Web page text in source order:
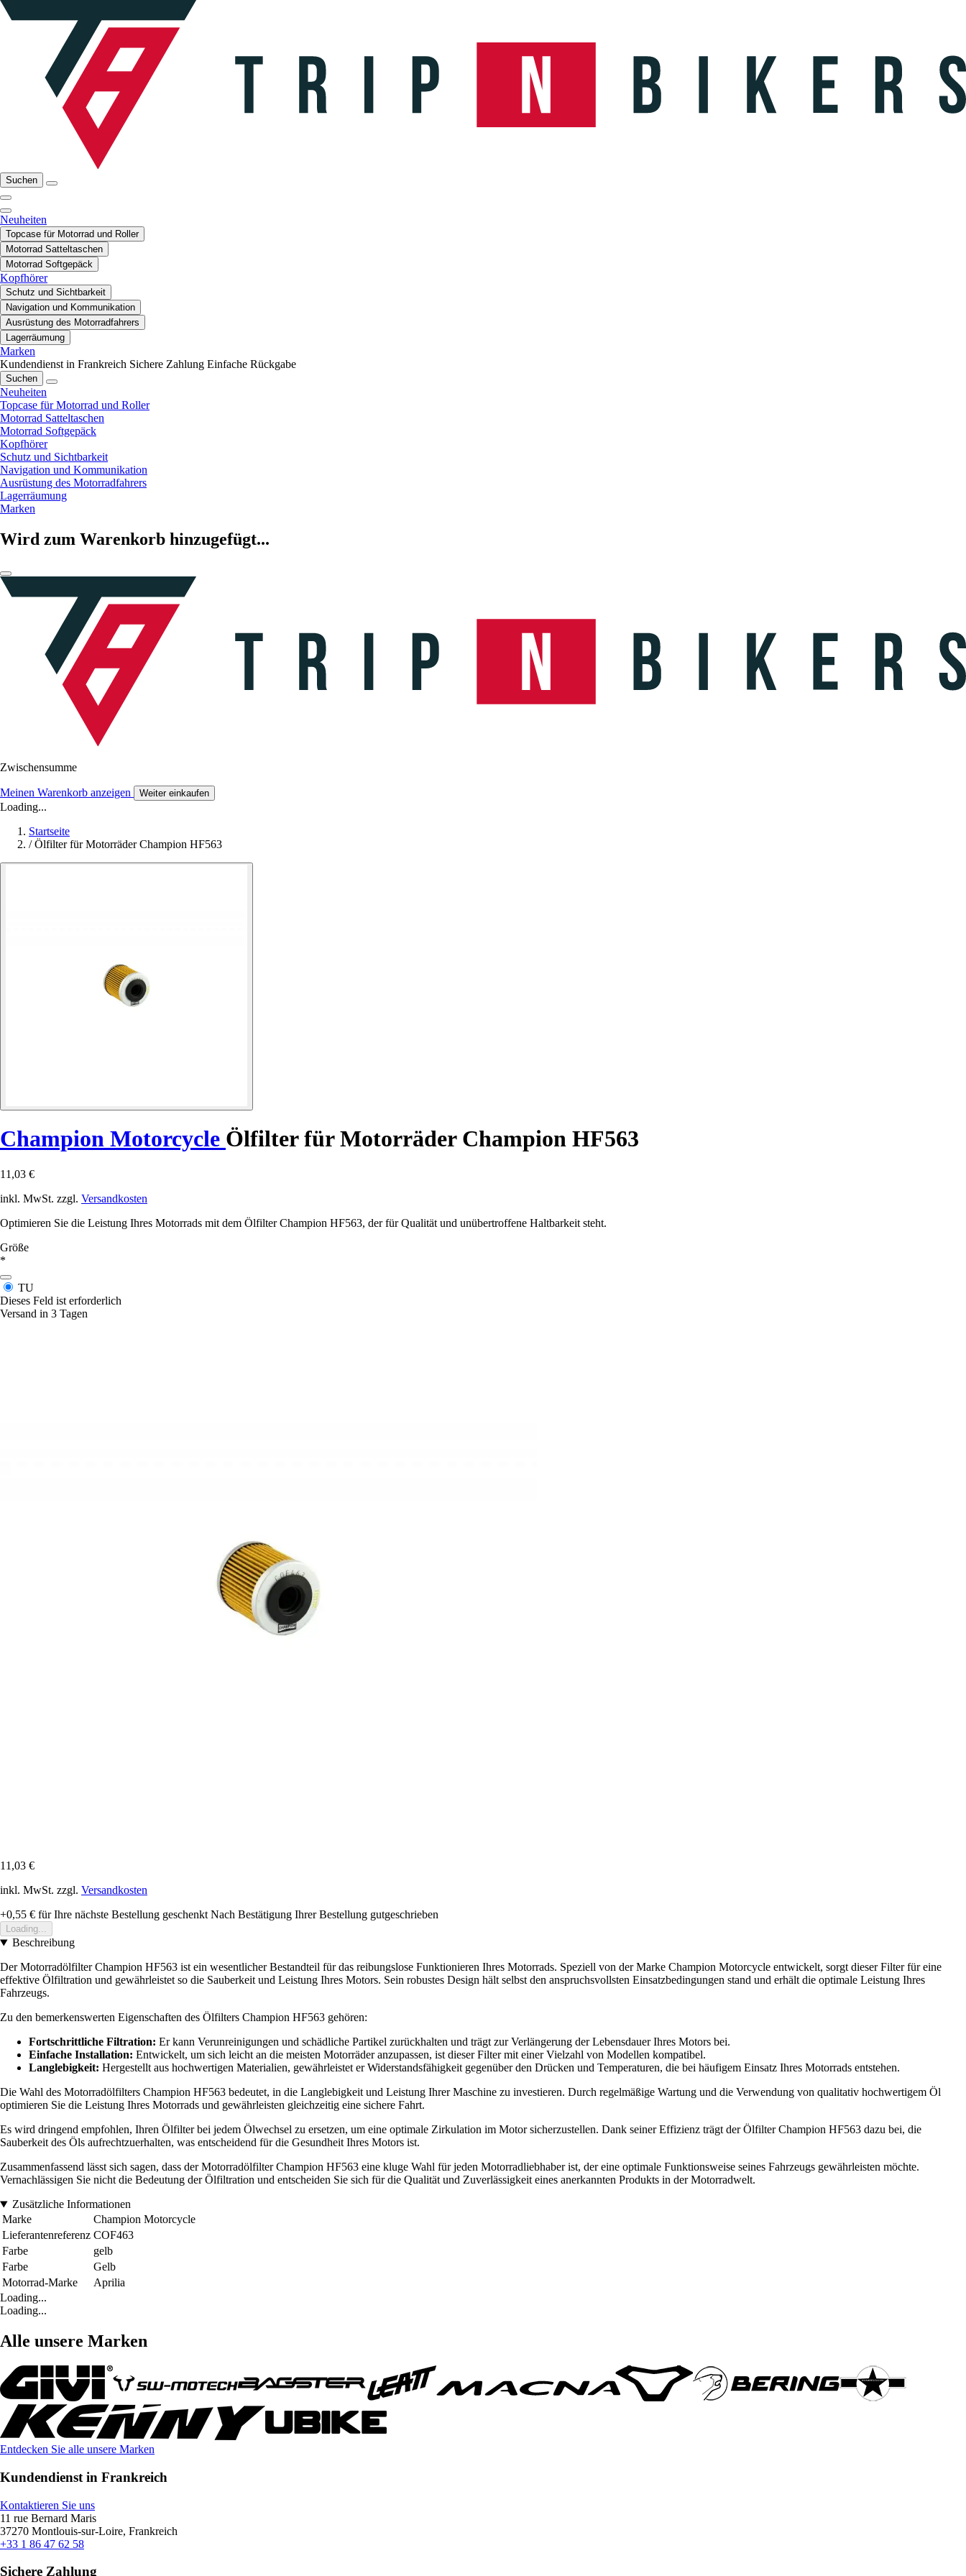
Suchen
Neuheiten
Topcase für Motorrad und Roller
Motorrad Satteltaschen
Motorrad Softgepäck
Kopfhörer
Schutz und Sichtbarkeit
Navigation und Kommunikation
Ausrüstung des Motorradfahrers
Lagerräumung
Marken
Kundendienst in Frankreich Sichere Zahlung Einfache Rückgabe
Suchen
Neuheiten
Topcase für Motorrad und Roller
Motorrad Satteltaschen
Motorrad Softgepäck
Kopfhörer
Schutz und Sichtbarkeit
Navigation und Kommunikation
Ausrüstung des Motorradfahrers
Lagerräumung
Marken
Wird zum Warenkorb hinzugefügt...
Zwischensumme
Meinen Warenkorb anzeigen Weiter einkaufen
Loading...
Startseite
/ Ölfilter für Motorräder Champion HF563
Champion Motorcycle Ölfilter für Motorräder Champion HF563
11,03 €
inkl. MwSt. zzgl. Versandkosten
Optimieren Sie die Leistung Ihres Motorrads mit dem Ölfilter Champion HF563, der für Qualität und unübertroffene Haltbarkeit steht.
Größe
*
TU
Dieses Feld ist erforderlich
Versand in 3 Tagen
11,03 €
inkl. MwSt. zzgl. Versandkosten
+0,55 € für Ihre nächste Bestellung geschenkt Nach Bestätigung Ihrer Bestellung gutgeschrieben
Loading...
Beschreibung
Der Motorradölfilter Champion HF563 ist ein wesentlicher Bestandteil für das reibungslose Funktionieren Ihres Motorrads. Speziell von der Marke Champion Motorcycle entwickelt, sorgt dieser Filter für eine
effektive Ölfiltration und gewährleistet so die Sauberkeit und Leistung Ihres Motors. Sein robustes Design hält selbst den anspruchsvollsten Einsatzbedingungen stand und erhält die optimale Leistung Ihres
Fahrzeugs.
Zu den bemerkenswerten Eigenschaften des Ölfilters Champion HF563 gehören:
Fortschrittliche Filtration: Er kann Verunreinigungen und schädliche Partikel zurückhalten und trägt zur Verlängerung der Lebensdauer Ihres Motors bei.
Einfache Installation: Entwickelt, um sich leicht an die meisten Motorräder anzupassen, ist dieser Filter mit einer Vielzahl von Modellen kompatibel.
Langlebigkeit: Hergestellt aus hochwertigen Materialien, gewährleistet er Widerstandsfähigkeit gegenüber den Drücken und Temperaturen, die bei häufigem Einsatz Ihres Motorrads entstehen.
Die Wahl des Motorradölfilters Champion HF563 bedeutet, in die Langlebigkeit und Leistung Ihrer Maschine zu investieren. Durch regelmäßige Wartung und die Verwendung von qualitativ hochwertigem Öl
optimieren Sie die Leistung Ihres Motorrads und gewährleisten gleichzeitig eine sichere Fahrt.
Es wird dringend empfohlen, Ihren Ölfilter bei jedem Ölwechsel zu ersetzen, um eine optimale Zirkulation im Motor sicherzustellen. Dank seiner Effizienz trägt der Ölfilter Champion HF563 dazu bei, die
Sauberkeit des Öls aufrechtzuerhalten, was entscheidend für die Gesundheit Ihres Motors ist.
Zusammenfassend lässt sich sagen, dass der Motorradölfilter Champion HF563 eine kluge Wahl für jeden Motorradliebhaber ist, der eine optimale Funktionsweise seines Fahrzeugs gewährleisten möchte.
Vernachlässigen Sie nicht die Bedeutung der Ölfiltration und entscheiden Sie sich für die Qualität und Zuverlässigkeit eines anerkannten Produkts in der Motorradwelt.
Zusätzliche Informationen
Marke
Champion Motorcycle
Lieferantenreferenz COF463
Farbe
gelb
Farbe
Gelb
Motorrad-Marke
Aprilia
Loading...
Loading...
Alle unsere Marken
Entdecken Sie alle unsere Marken
Kundendienst in Frankreich
Kontaktieren Sie uns
11 rue Bernard Maris
37270 Montlouis-sur-Loire, Frankreich
+33 1 86 47 62 58
Sichere Zahlung